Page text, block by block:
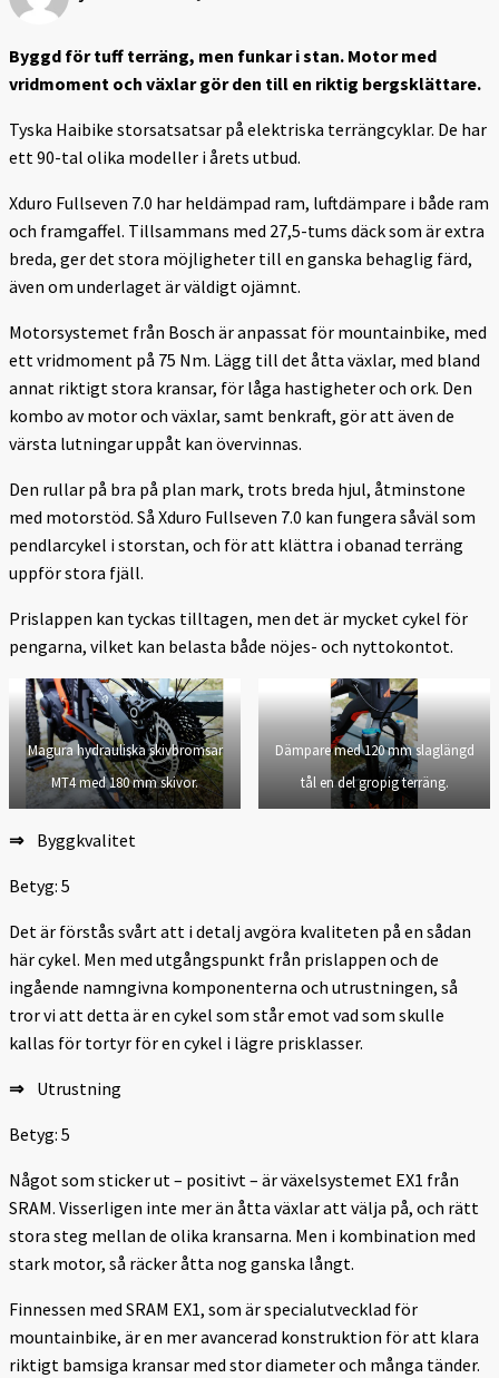
Byggd för tuff terräng, men funkar i stan. Motor med
vridmoment och växlar gör den till en riktig bergsklättare.
Tyska Haibike storsatsatsar på elektriska terrängcyklar. De har
ett 90-tal olika modeller i årets utbud.
Xduro Fullseven 7.0 har heldämpad ram, luftdämpare i både ram
och framgaffel. Tillsammans med 27,5-tums däck som är extra
breda, ger det stora möjligheter till en ganska behaglig färd,
även om underlaget är väldigt ojämnt.
Motorsystemet från Bosch är anpassat för mountainbike, med
ett vridmoment på 75 Nm. Lägg till det åtta växlar, med bland
annat riktigt stora kransar, för låga hastigheter och ork. Den
kombo av motor och växlar, samt benkraft, gör att även de
värsta lutningar uppåt kan övervinnas.
Den rullar på bra på plan mark, trots breda hjul, åtminstone
med motorstöd. Så Xduro Fullseven 7.0 kan fungera såväl som
pendlarcykel i storstan, och för att klättra i obanad terräng
uppför stora fjäll.
Prislappen kan tyckas tilltagen, men det är mycket cykel för
pengarna, vilket kan belasta både nöjes- och nyttokontot.
Magura hydrauliska skivbromsar
MT4 med 180 mm skivor.
Dämpare med 120 mm slaglängd
tål en del gropig terräng.
⇒Byggkvalitet
Betyg: 5
Det är förstås svårt att i detalj avgöra kvaliteten på en sådan
här cykel. Men med utgångspunkt från prislappen och de
ingående namngivna komponenterna och utrustningen, så
tror vi att detta är en cykel som står emot vad som skulle
kallas för tortyr för en cykel i lägre prisklasser.
⇒Utrustning
Betyg: 5
Något som sticker ut – positivt – är växelsystemet EX1 från
SRAM. Visserligen inte mer än åtta växlar att välja på, och rätt
stora steg mellan de olika kransarna. Men i kombination med
stark motor, så räcker åtta nog ganska långt.
Finnessen med SRAM EX1, som är special­utvecklad för
mountain­bike, är en mer avancerad konstruktion för att klara
riktigt bamsiga kransar med stor dia­meter och många tänder.